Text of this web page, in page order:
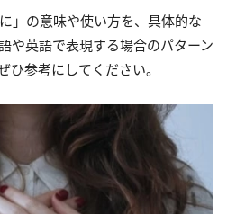
」の意味や使い方を、具体的な
や英語で表現する場合のパターン
ひ参考にしてください。